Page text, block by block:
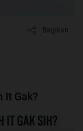
Bagikan
It Gak?